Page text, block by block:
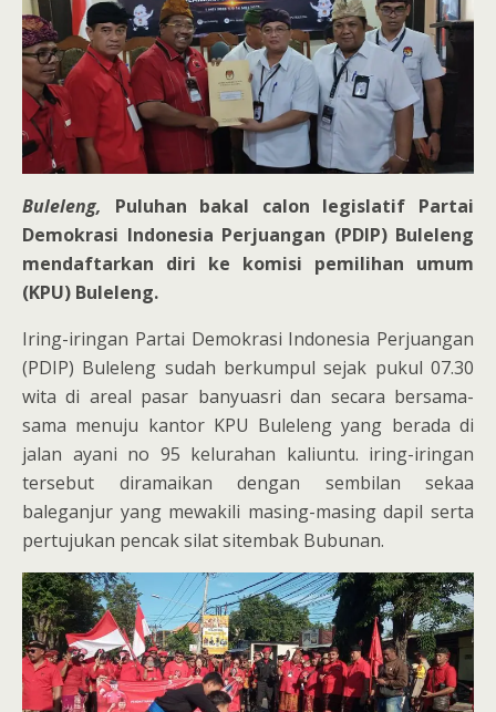
Buleleng, Puluhan bakal calon legislatif Partai
Demokrasi Indonesia Perjuangan (PDIP) Buleleng
mendaftarkan diri ke komisi pemilihan umum
(KPU) Buleleng.
Iring-iringan Partai Demokrasi Indonesia Perjuangan
(PDIP) Buleleng sudah berkumpul sejak pukul 07.30
wita di areal pasar banyuasri dan secara bersama-
sama menuju kantor KPU Buleleng yang berada di
jalan ayani no 95 kelurahan kaliuntu. iring-iringan
tersebut diramaikan dengan sembilan sekaa
baleganjur yang mewakili masing-masing dapil serta
pertujukan pencak silat sitembak Bubunan.